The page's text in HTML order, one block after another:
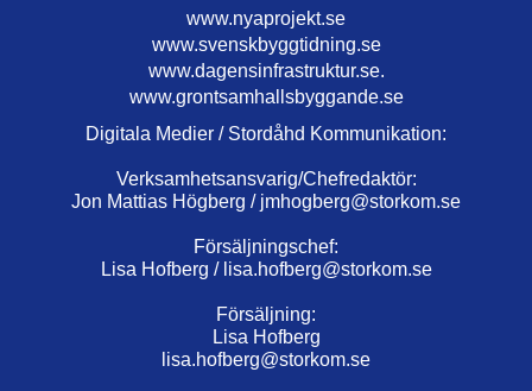
www.nyaprojekt.se
www.svenskbyggtidning.se
www.dagensinfrastruktur.se.
www.grontsamhallsbyggande.se
Digitala Medier / Stordåhd Kommunikation:
Verksamhetsansvarig/Chefredaktör:
Jon Mattias Högberg / jmhogberg@storkom.se
Försäljningschef:
Lisa Hofberg / lisa.hofberg@storkom.se
Försäljning:
Lisa Hofberg
lisa.hofberg@storkom.se